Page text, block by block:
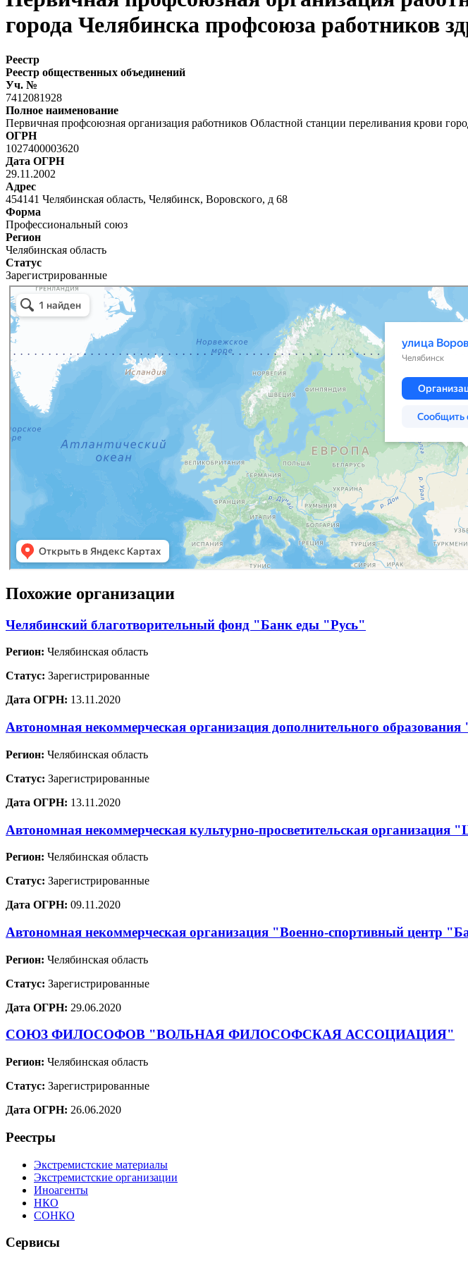
города Челябинска профсоюза работников
Реестр
Реестр общественных объединений
Уч. №
7412081928
Полное наименование
Первичная профсоюзная организация работников Областной станции переливания крови
ОГРН
1027400003620
Дата ОГРН
29.11.2002
Адрес
454141 Челябинская область, Челябинск, Воровского, д 68
Форма
Профессиональный союз
Регион
Челябинская область
Статус
Зарегистрированные
Похожие организации
Челябинский благотворительный фонд "Банк еды "Русь"
Регион: Челябинская область
Статус: Зарегистрированные
Дата ОГРН: 13.11.2020
Автономная некоммерческая организация дополнительного
Регион: Челябинская область
Статус: Зарегистрированные
Дата ОГРН: 13.11.2020
Автономная некоммерческая культурно-просветительская
Регион: Челябинская область
Статус: Зарегистрированные
Дата ОГРН: 09.11.2020
Автономная некоммерческая организация "Военно-спортивный центр
Регион: Челябинская область
Статус: Зарегистрированные
Дата ОГРН: 29.06.2020
СОЮЗ ФИЛОСОФОВ "ВОЛЬНАЯ ФИЛОСОФСКАЯ АССОЦИАЦИЯ"
Регион: Челябинская область
Статус: Зарегистрированные
Дата ОГРН: 26.06.2020
Реестры
Экстремистские материалы
Экстремистские организации
Иноагенты
НКО
СОНКО
Сервисы